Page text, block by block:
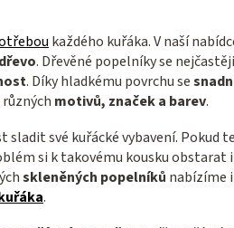
každého kuřáka. V naší
dřevo. Dřevěné popelníky se
. Díky hladkému povrchu se
motivů, značek a barev.
sladit své kuřácké vybavení. Pokud
si k takovému kousku obstarat i
skleněných popelníků nabízíme i
.